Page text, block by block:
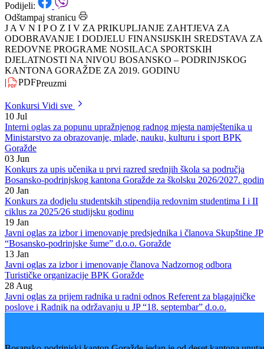
Datum: 06.05.2019.
Podijeli:
Odštampaj stranicu
J A V N I P O Z I V ZA PRIKUPLJANJE ZAHTJEVA ZA
ODOBRAVANJE I DODJELU FINANSIJSKIH SREDSTAVA ZA
REDOVNE PROGRAME NOSILACA SPORTSKIH
KANTONA GORAŽDE ZA 2019. GODINU
|
PDF
KonkursiVidi sve
10 Jul
Interni oglas za popunu upražnjenog radnog mjesta namještenika u
Ministarstvo za obrazovanje, mlade, nauku, kulturu i sport BPK
Goražde
03 Jun
Konkurs za upis učenika u prvi razred srednjih škola sa područja
Bosansko-podrinjskog kantona Goražde za školsku 2026/2027.
20 Jan
Konkurs za dodjelu studentskih stipendija redovnim studentima I i II
ciklus za 2025/26 studijsku godinu
19 Jan
Javni oglas za izbor i imenovanje predsjednika i članova Skupštine JP
“Bosansko-podrinjske šume” d.o.o. Goražde
13 Jan
Javni oglas za izbor i imenovanje članova Nadzornog odbora
Turističke organizacije BPK Goražde